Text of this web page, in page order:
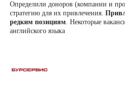
Определили доноров (компании и
стратегию для их привлечения.
редким позициям. Некоторые
английского языка